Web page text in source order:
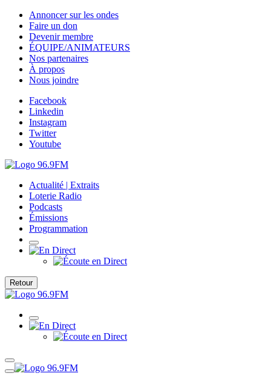
Annoncer sur les ondes
Faire un don
Devenir membre
ÉQUIPE/ANIMATEURS
Nos partenaires
À propos
Nous joindre
Facebook
Linkedin
Instagram
Twitter
Youtube
Actualité | Extraits
Loterie Radio
Podcasts
Émissions
Programmation
Retour